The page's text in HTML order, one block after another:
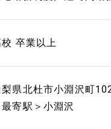
卒業以上
梨県北杜市小淵沢町
寄駅＞小淵沢